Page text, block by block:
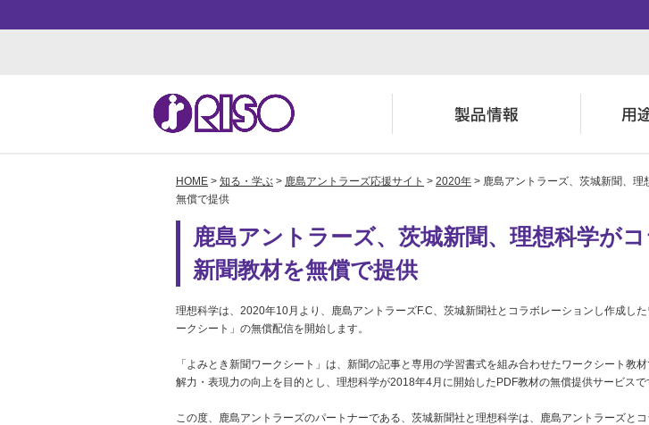
用途・事例紹介 トップ ソリューション
お役立ち記事
サポート トップ よくあるご質問（FAQ）
ダウンロード
知る・学ぶTOP かんたん会社案内 広報
数字でわかる理想科学 RISO
企業情報TOP ごあいさつ 会社
事業拠点一覧 あゆ
株主・投資家情報
HOME > 知る・学ぶ > 鹿島アントラーズ応援サイト > 2020年 > 鹿島アントラーズ、茨城新聞、
無償で提供
鹿島アントラーズ、茨城新聞、理想科学が
新聞教材を無償で提供
理想科学は、2020年10月より、鹿島アントラーズF.C、茨城新聞社とコラボレーションし作成し
ークシート」の無償配信を開始します。
「よみとき新聞ワークシート」は、新聞の記事と専用の学習書式を組み合わせたワークシート教
解力・表現力の向上を目的とし、理想科学が2018年4月に開始したPDF教材の無償提供サービスで
この度、鹿島アントラーズのパートナーである、茨城新聞社と理想科学は、鹿島アントラーズと